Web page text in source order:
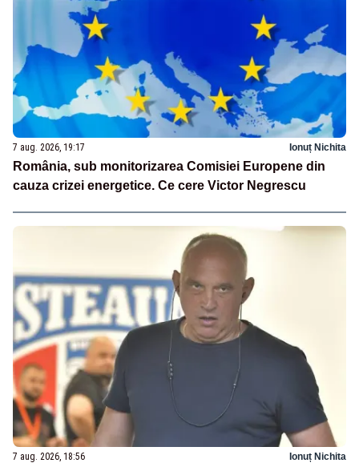
7 aug. 2026, 19:17 Ionuț Nichita
România, sub monitorizarea Comisiei Europene din
cauza crizei energetice. Ce cere Victor Negrescu
7 aug. 2026, 18:56 Ionuț Nichita